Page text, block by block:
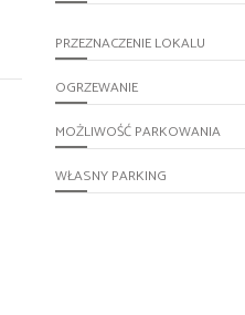
PRZEZNACZENIE LOKALU
OGRZEWANIE
MOŻLIWOŚĆ PARKOWANIA
WŁASNY PARKING